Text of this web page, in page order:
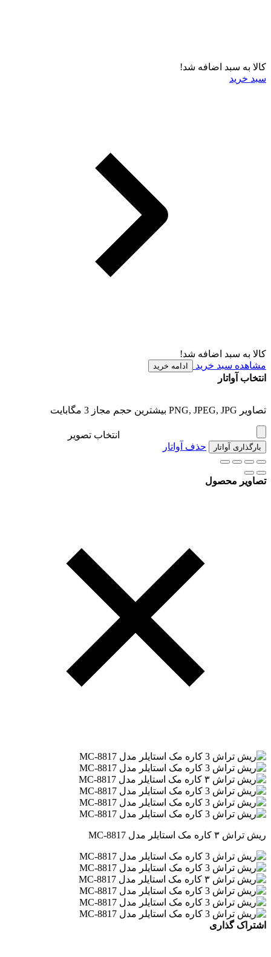
کالا به سبد اضافه شد!
سبد خرید
کالا به سبد اضافه شد!
مشاهده سبد خرید
ادامه خرید
انتخاب آواتار
تصاویر PNG, JPEG, JPG بیشترین حجم مجاز 3 مگابایت
انتخاب تصویر
بارگذاری آواتار حذف آواتار
تصاویر محصول
ریش تراش ۳ کاره مک استایلر مدل MC-8817
اشتراک گذاری